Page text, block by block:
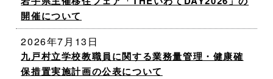
開催について
2026年7月13日
九戸村立学校教職員に関する業務量管理・健康確
保措置実施計画の公表について